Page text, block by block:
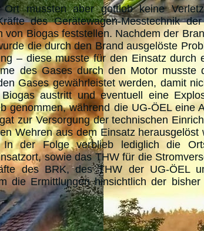
mussten aber gottlob keine
des Gerätewagen-Messtechnik
Biogas feststellen. Nachdem der
die durch den Brand ausgelöste
– diese musste für den Einsatz durch
des Gases durch den Motor musste
Gases gewährleistet werden, damit
austritt und eventuell eine
genommen, während die UG-ÖEL eine
zur Versorgung der technischen
Wehren aus dem Einsatz herausgelöst
der Folge verblieb lediglich die
sowie das THW für die
des BRK, des THW der UG-ÖEL
die Ermittlungen hinsichtlich der